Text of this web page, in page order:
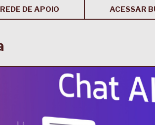
REDE DE APOIO ACESSAR